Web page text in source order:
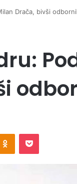
Drača, bivši